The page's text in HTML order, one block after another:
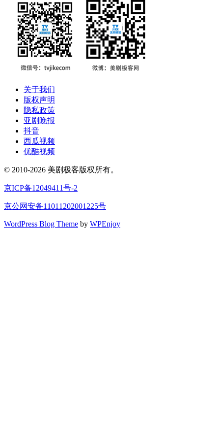
关于我们
版权声明
隐私政策
亚剧晚报
抖音
西瓜视频
优酷视频
© 2010-2026 美剧极客版权所有。
京ICP备12049411号-2
京公网安备11011202001225号
WordPress Blog Theme by WPEnjoy